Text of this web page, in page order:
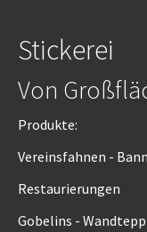
Stickerei
Von
Produkte:
Vereinsfahnen -
Restaurierungen
Gobelins -